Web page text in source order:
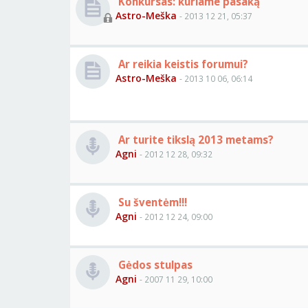
Astro-Meška - 2013 12 21, 05:37
Ar reikia keistis forumui?
Astro-Meška - 2013 10 06, 06:14
Ar turite tikslą 2013 metams?
Agni - 2012 12 28, 09:32
Su šventėm!!!
Agni - 2012 12 24, 09:00
Gėdos stulpas
Agni - 2007 11 29, 10:00